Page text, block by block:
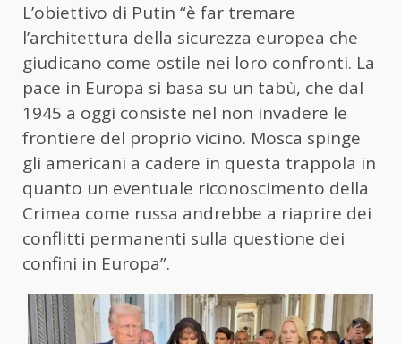
L’obiettivo di Putin “è far tremare
l’architettura della sicurezza europea che
giudicano come ostile nei loro confronti. La
pace in Europa si basa su un tabù, che dal
1945 a oggi consiste nel non invadere le
frontiere del proprio vicino. Mosca spinge
gli americani a cadere in questa trappola in
quanto un eventuale riconoscimento della
Crimea come russa andrebbe a riaprire dei
conflitti permanenti sulla questione dei
confini in Europa”.